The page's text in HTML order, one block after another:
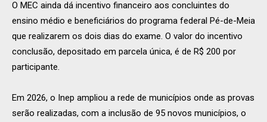
O MEC ainda dá incentivo financeiro aos concluintes do
ensino médio e beneficiários do programa federal Pé-de-Meia
que realizarem os dois dias do exame. O valor do incentivo
conclusão, depositado em parcela única, é de R$ 200 por
participante.
Em 2026, o Inep ampliou a rede de municípios onde as provas
serão realizadas, com a inclusão de 95 novos municípios, o